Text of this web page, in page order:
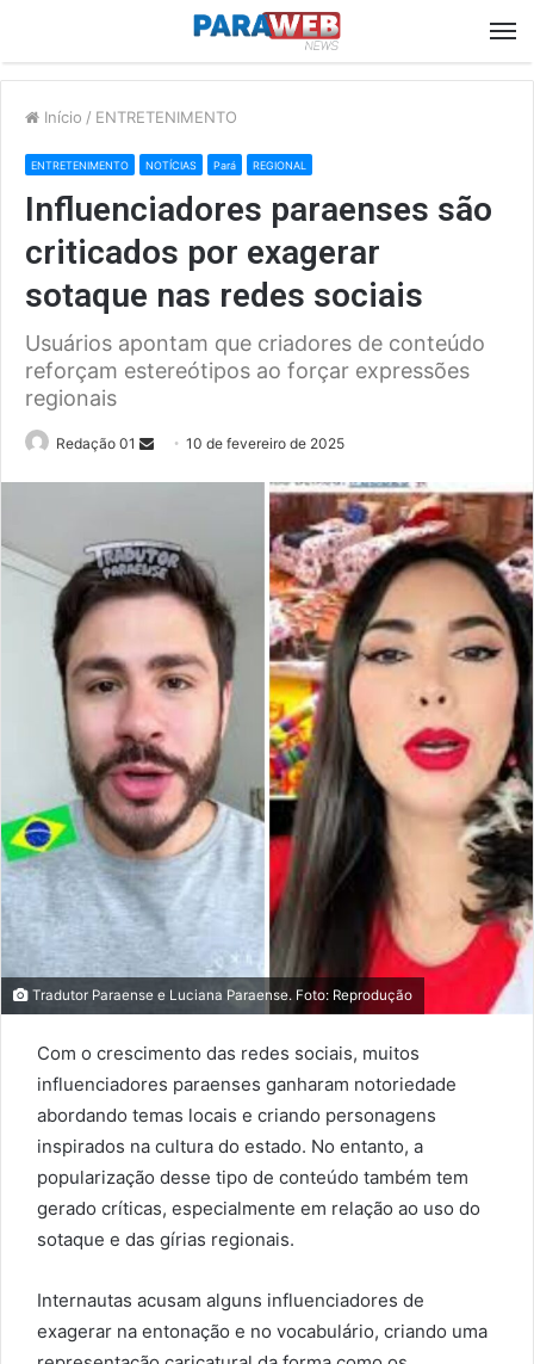
Início / ENTRETENIMENTO
ENTRETENIMENTO NOTÍCIAS Pará REGIONAL
Influenciadores paraenses são
criticados por exagerar
sotaque nas redes sociais
Usuários apontam que criadores de conteúdo
reforçam estereótipos ao forçar expressões
regionais
Redação 01
Send10 de fevereiro de 2025
Tradutor Paraense e Luciana Paraense. Foto: Reprodução
Com o crescimento das redes sociais, muitos
influenciadores paraenses ganharam notoriedade
abordando temas locais e criando personagens
inspirados na cultura do estado. No entanto, a
popularização desse tipo de conteúdo também tem
gerado críticas, especialmente em relação ao uso do
sotaque e das gírias regionais.
Internautas acusam alguns influenciadores de
exagerar na entonação e no vocabulário, criando uma